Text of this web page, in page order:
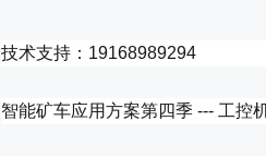
技术支持：19168989294
智能矿车应用方案第四季 --- 工控